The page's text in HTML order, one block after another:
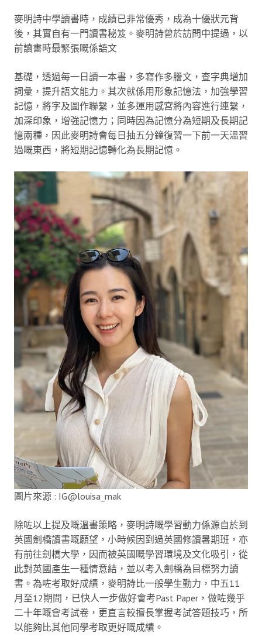
麥明詩中學讀書時，成績已非常優秀，成為十優狀元背
後，其實自有一門讀書秘笈。麥明詩曾於訪問中提過，以
前讀書時最緊張嘅係語文
基礎，透過每一日讀一本書，多寫作多謄文，查字典增加
詞彙，提升語文能力。其次就係用形象記憶法，加強學習
記憶，將字及圖作聯繫，並多運用感宮將內容進行連繫，
加深印象，增強記憶力；同時因為記憶分為短期及長期記
憶兩種，因此麥明詩會每日抽五分鐘復習一下前一天溫習
過嘅東西，將短期記憶轉化為長期記憶。
圖片來源 : IG@louisa_mak
除咗以上提及嘅溫書策略，麥明詩嘅學習動力係源自於到
英國劍橋讀書嘅願望，小時候因到過英國修讀暑期班，亦
有前往劍橋大學，因而被英國嘅學習環境及文化吸引，從
此對英國產生一種情意結，並以考入劍橋為目標努力讀
書。為咗考取好成績，麥明詩比一般學生勤力，中五11
月至12期間，已快人一步做好會考Past Paper，做咗幾乎
二十年嘅會考試卷，更直言較擅長掌握考試答題技巧，所
以能夠比其他同學考取更好嘅成績。